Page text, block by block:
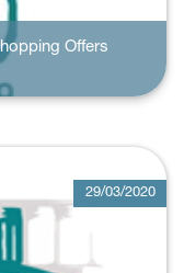
Offers
29/03/2020